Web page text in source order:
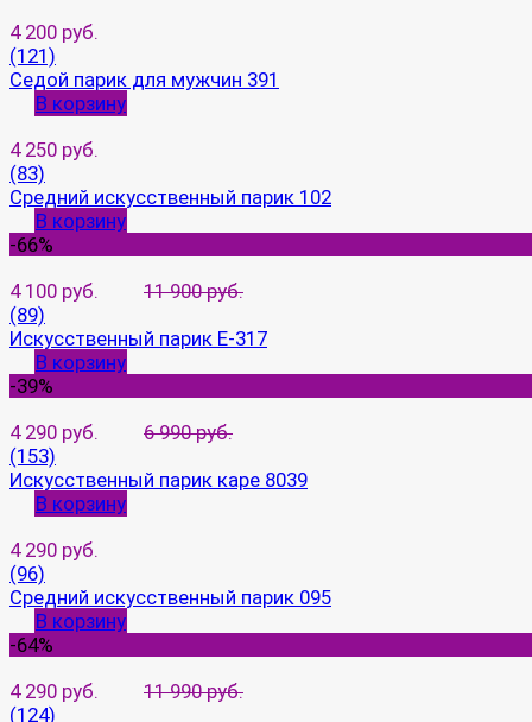
4 200 руб.
(121)
Седой парик для мужчин 391
В корзину
4 250 руб.
(83)
Средний искусственный парик 102
В корзину
-66%
4 100 руб.
11 900 руб.
(89)
Искусственный парик E-317
В корзину
-39%
4 290 руб.
6 990 руб.
(153)
Искусственный парик каре 8039
В корзину
4 290 руб.
(96)
Средний искусственный парик 095
В корзину
-64%
4 290 руб.
11 990 руб.
(124)